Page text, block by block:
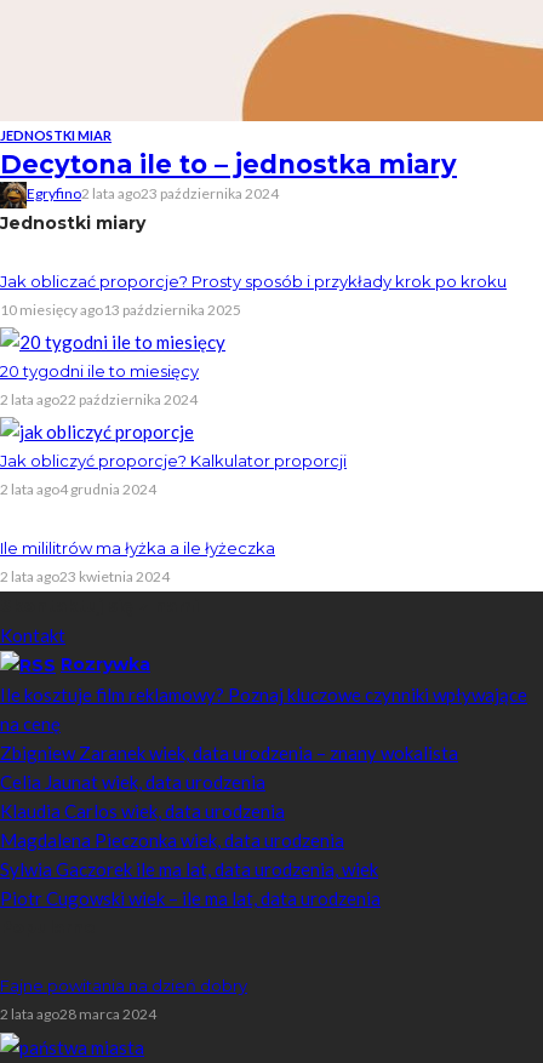
JEDNOSTKI MIAR
Decytona ile to – jednostka miary
Egryfino2 lata ago23 października 2024
Jednostki miary
Jak obliczać proporcje? Prosty sposób i przykłady krok po kroku
10 miesięcy ago13 października 2025
20 tygodni ile to miesięcy
2 lata ago22 października 2024
Jak obliczyć proporcje? Kalkulator proporcji
2 lata ago4 grudnia 2024
Ile mililitrów ma łyżka a ile łyżeczka
2 lata ago23 kwietnia 2024
Kontakt
Rozrywka
Ile kosztuje film reklamowy? Poznaj kluczowe czynniki wpływające
na cenę
Zbigniew Zaranek wiek, data urodzenia – znany wokalista
Celia Jaunat wiek, data urodzenia
Klaudia Carlos wiek, data urodzenia
Magdalena Pieczonka wiek, data urodzenia
Sylwia Gaczorek ile ma lat, data urodzenia, wiek
Piotr Cugowski wiek – ile ma lat, data urodzenia
Fajne powitania na dzień dobry
2 lata ago28 marca 2024